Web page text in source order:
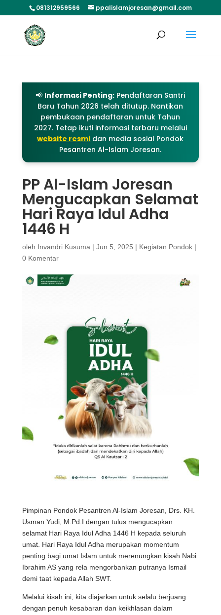
081312959566 ppalislamjoresan@gmail.com
📢 Informasi Penting: Pendaftaran Santri
Baru Tahun 2026 telah ditutup. Nantikan
pembukaan pendaftaran untuk Tahun
2027. Tetap ikuti informasi terbaru melalui
website resmi dan media sosial Pondok
Pesantren Al-Islam Joresan.
PP Al-Islam Joresan
Mengucapkan Selamat
Hari Raya Idul Adha
1446 H
oleh Invandri Kusuma | Jun 5, 2025 | Kegiatan Pondok|
0 Komentar
Pimpinan Pondok Pesantren Al-Islam Joresan, Drs. KH.
Usman Yudi, M.Pd.I dengan tulus mengucapkan
selamat Hari Raya Idul Adha 1446 H kepada seluruh
umat. Hari Raya Idul Adha merupakan momentum
penting bagi umat Islam untuk merenungkan kisah Nabi
Ibrahim AS yang rela mengorbankan putranya Ismail
demi taat kepada Allah SWT.
Melalui kisah ini, kita diajarkan untuk selalu berjuang
dengan penuh kesabaran dan keikhlasan dalam